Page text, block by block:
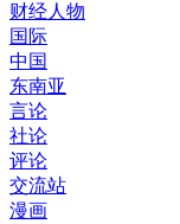
财经人物
国际
中国
东南亚
言论
社论
评论
交流站
漫画